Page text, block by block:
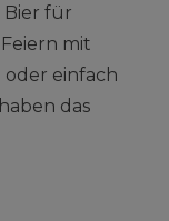
Bier für
mit
einfach
das